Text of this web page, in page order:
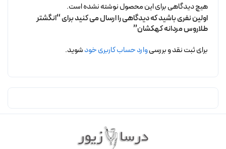
هیچ دیدگاهی برای این محصول نوشته نشده است.
اولین نفری باشید که دیدگاهی را ارسال می کنید برای “انگشتر
طلاروس مردانه کهکشان”
برای ثبت نقد و بررسیوارد حساب کاربری خودشوید.